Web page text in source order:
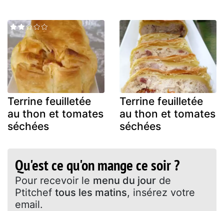
Terrine feuilletée
au thon et tomates
séchées
Terrine feuilletée
au thon et tomates
séchées
Qu'est ce qu'on mange ce soir ?
Pour recevoir le menu du jour de
Ptitchef tous les matins, insérez votre
email.